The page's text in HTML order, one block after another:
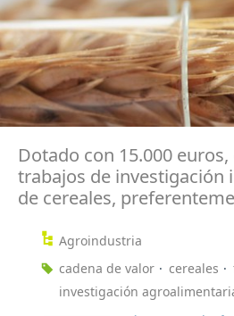
Dotado con 15.000
trabajos de investigación
de cereales,
Agroindustria
cadena de valor
cereales
investigación